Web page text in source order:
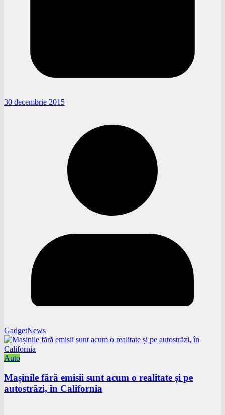
30 decembrie 2015
GadgetNews
Auto
Mașinile fără emisii sunt acum o realitate și pe
autostrăzi, în California